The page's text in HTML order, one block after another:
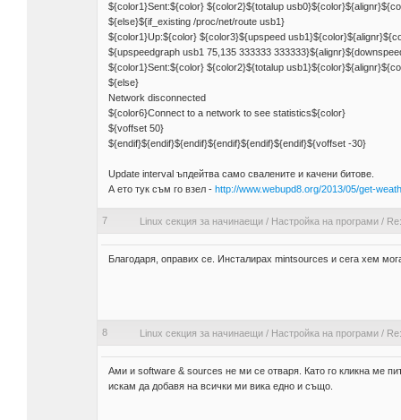
${color1}Sent:${color} ${color2}${totalup
${else}${if_existing /proc/net/route usb1}
${color1}Up:${color} ${color3}${upspeed
${upspeedgraph usb1 75,135 333333
${color1}Sent:${color} ${color2}${totalup
${else}
Network disconnected
${color6}Connect to a network to see statistics${color}
${voffset 50}
${endif}${endif}${endif}${endif}${endif}${endif}${voffset -30}
Update interval ъпдейтва само свалените и качени битове.
А ето тук съм го взел - http://www.webupd8.org/2013/05/get-
7 Linux секция за начинаещи/ Настройка на програми/
Благодаря, оправих се. Инсталирах mintsources и сега хем
8 Linux секция за начинаещи/ Настройка на програми/
Ами и software & sources не ми се отваря. Като го кликна ме
искам да добавя на всички ми вика едно и също.